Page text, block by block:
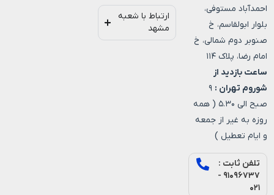
احمدآباد مستوفی،
بلوار ابولقاسم، خ
صنوبر دوم شمالی، خ
امام رضا، پلاک ۱۱۴
ساعت بازدید از
شوروم تهران : ۹
صبح الی ۵.۳۰ ( همه
روزه به غیر از جمعه
و ایام تعطیل )
تلفن ثابت :
۹۱۰۹۶۷۳۷ -
۰۲۱
ارتباط با شعبه
مشهد